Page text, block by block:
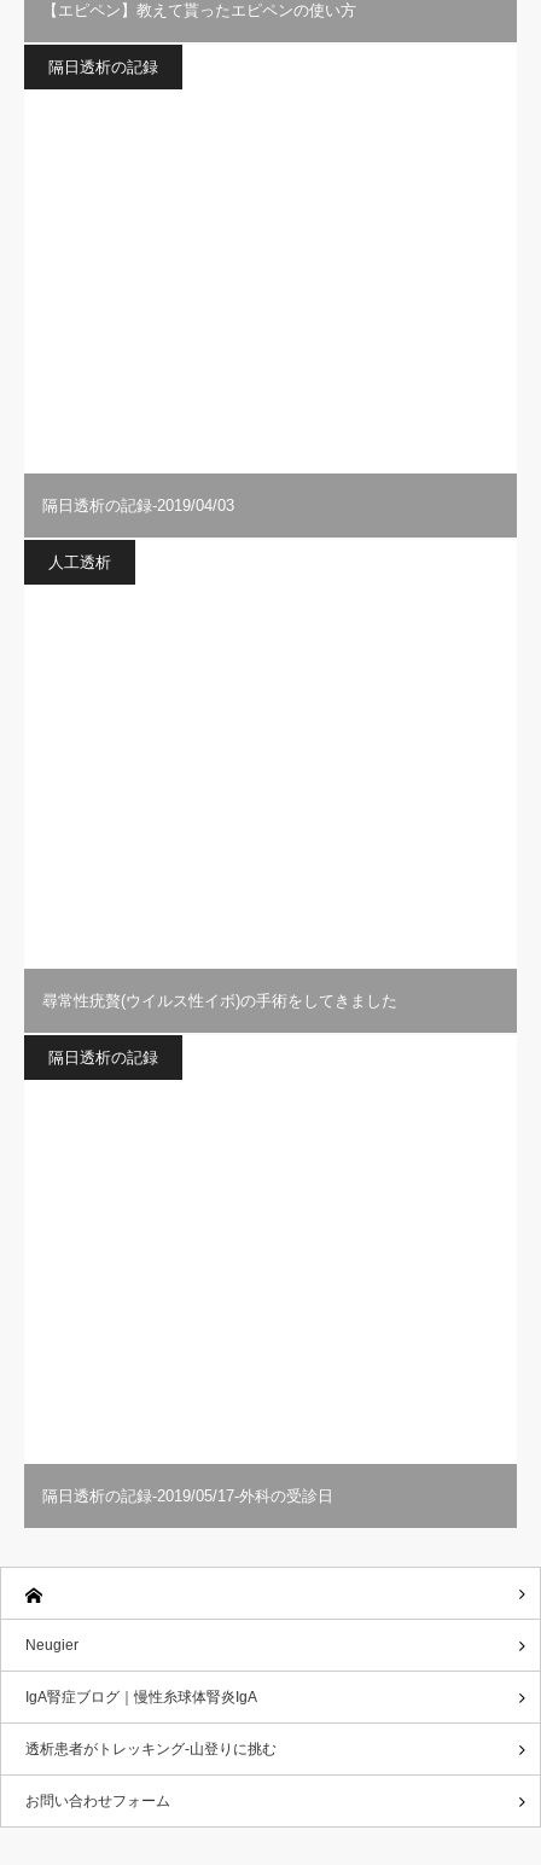
【エピペン】教えて貰ったエピペンの使い方
隔日透析の記録
隔日透析の記録-2019/04/03
人工透析
尋常性疣贅(ウイルス性イボ)の手術をしてきました
隔日透析の記録
隔日透析の記録-2019/05/17-外科の受診日
Neugier
IgA腎症ブログ｜慢性糸球体腎炎IgA
透析患者がトレッキング-山登りに挑む
お問い合わせフォーム